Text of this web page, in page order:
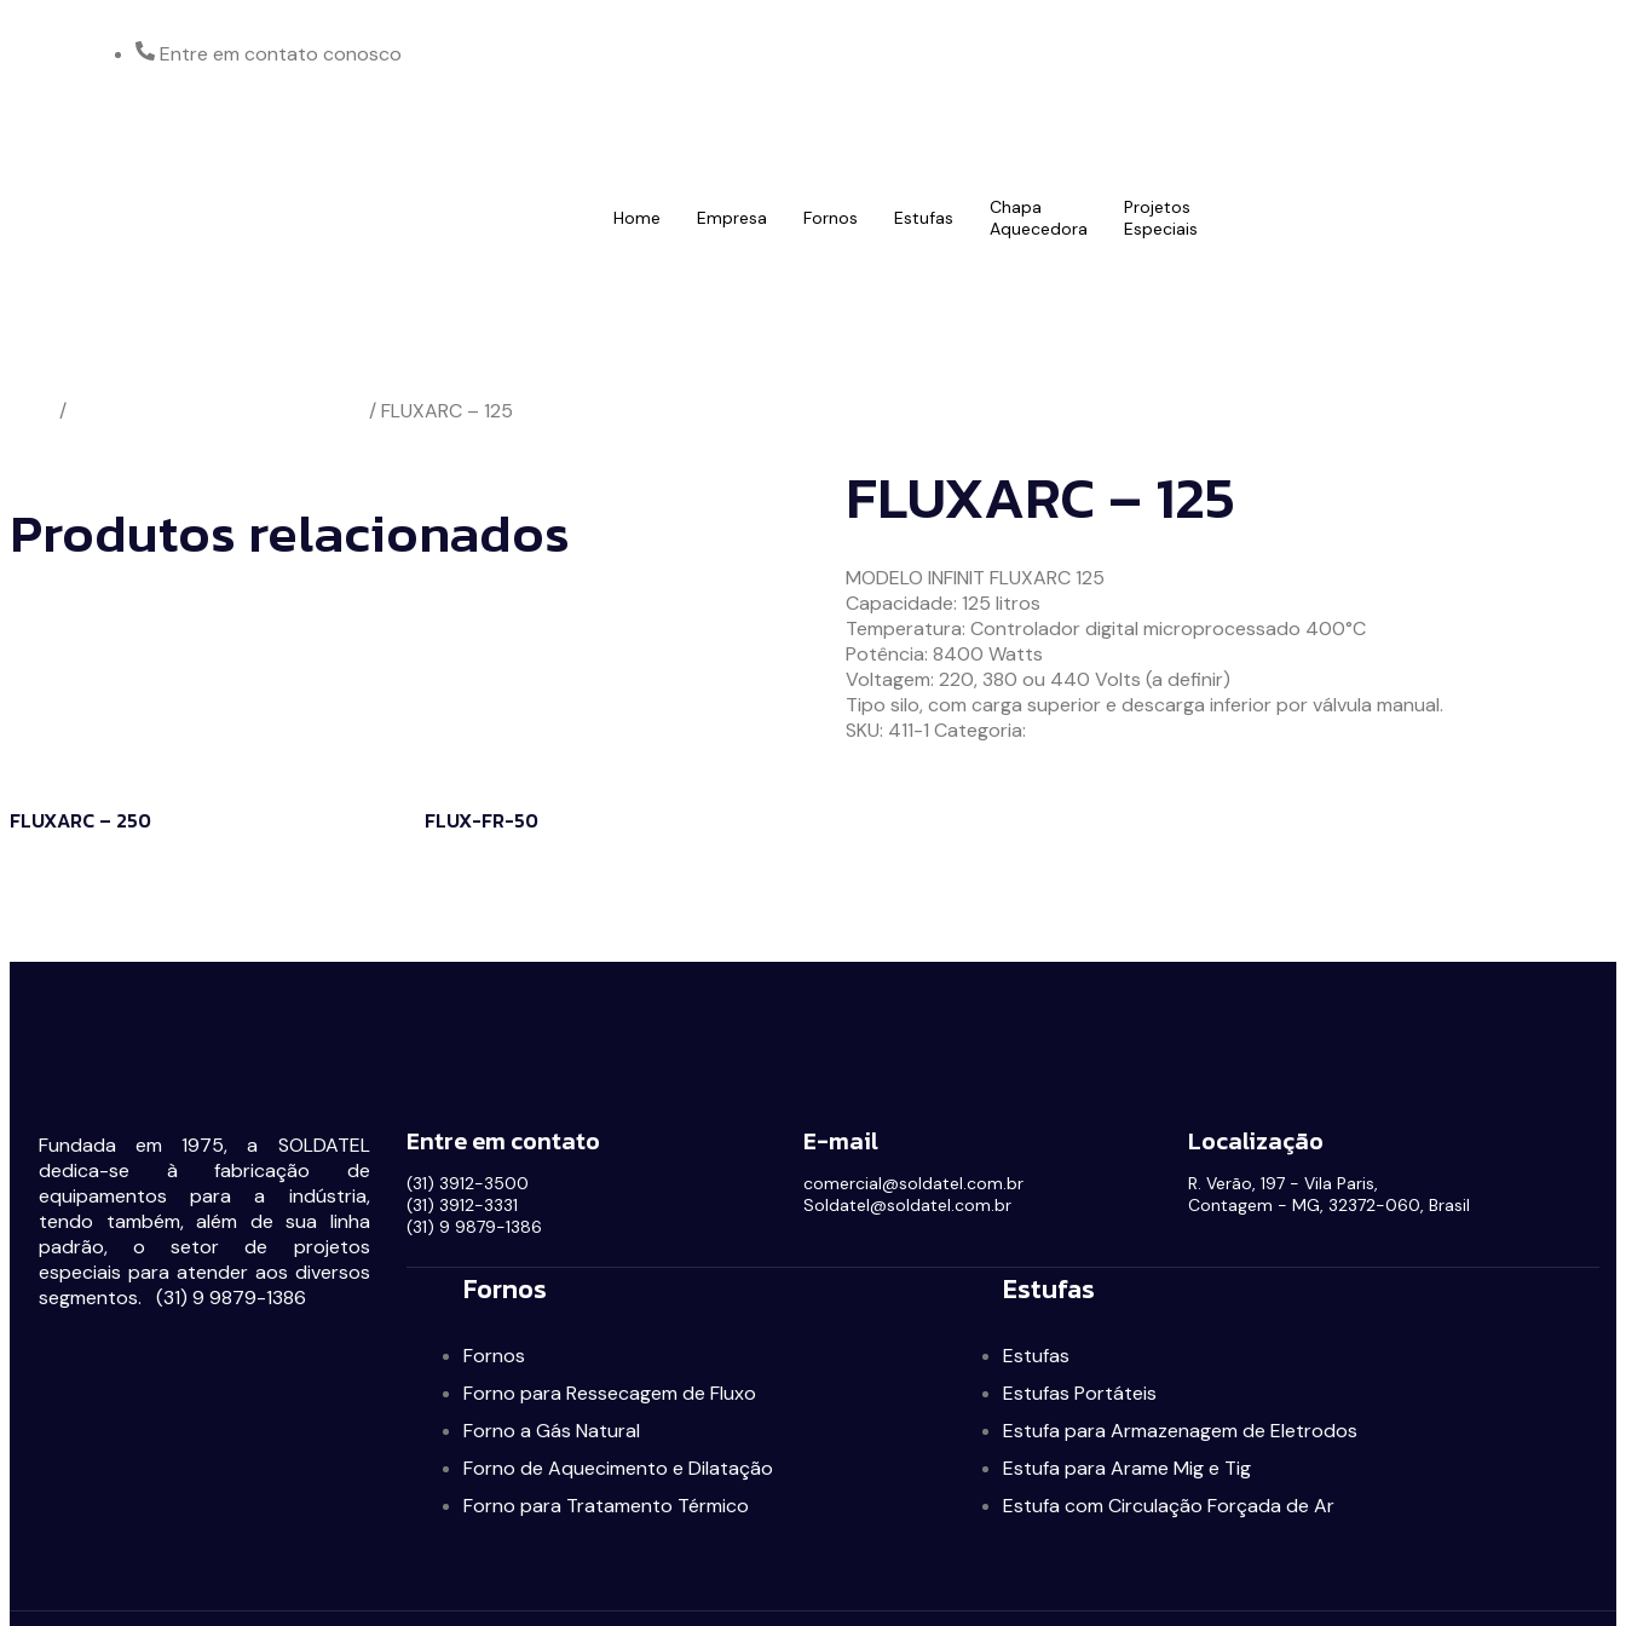
Entre em contato conosco
Home Empresa Fornos Estufas
Chapa
Aquecedora
Projetos
Especiais
/ / FLUXARC – 125
FLUXARC – 125
MODELO INFINIT FLUXARC 125
Capacidade: 125 litros
Temperatura: Controlador digital microprocessado 400°C
Potência: 8400 Watts
Voltagem: 220, 380 ou 440 Volts (a definir)
Tipo silo, com carga superior e descarga inferior por válvula manual.
SKU: 411-1 Categoria:
Produtos relacionados
FLUXARC – 250 FLUX-FR-50
Fundada em 1975, a SOLDATEL
dedica-se à fabricação de
equipamentos para a indústria,
tendo também, além de sua linha
padrão, o setor de projetos
especiais para atender aos diversos
segmentos. (31) 9 9879-1386
Entre em contato
(31) 3912-3500
(31) 3912-3331
(31) 9 9879-1386
E-mail
comercial@soldatel.com.br
Soldatel@soldatel.com.br
Localização
R. Verão, 197 - Vila Paris,
Contagem - MG, 32372-060, Brasil
Fornos
Fornos
Forno para Ressecagem de Fluxo
Forno a Gás Natural
Forno de Aquecimento e Dilatação
Forno para Tratamento Térmico
Estufas
Estufas
Estufas Portáteis
Estufa para Armazenagem de Eletrodos
Estufa para Arame Mig e Tig
Estufa com Circulação Forçada de Ar